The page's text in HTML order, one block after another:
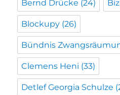
Bernd Drücke (24)
Blockupy (26)
Bündnis
Clemens Heni (33)
Detlef Georgia Schulze